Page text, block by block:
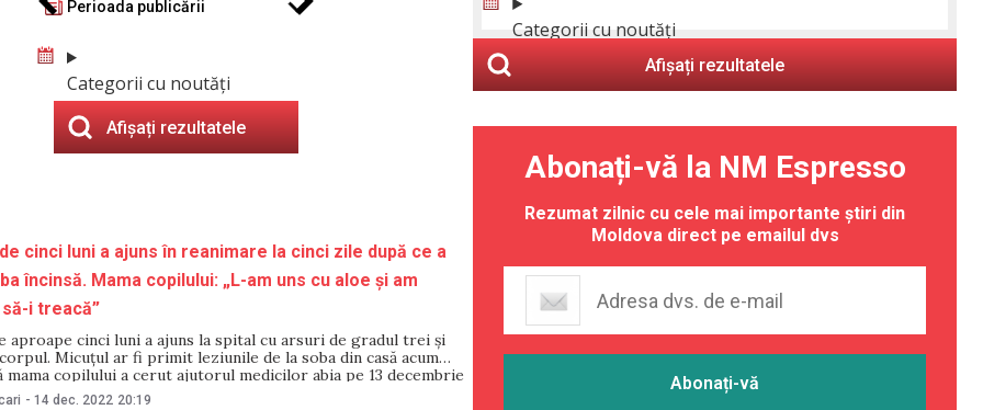
Perioada publicării
Categorii cu noutăți
Afișați rezultatele
cinci luni a ajuns în reanimare la cinci zile după ce a
încinsă. Mama copilului: „L-am uns cu aloe și am
i treacă”
aproape cinci luni a ajuns la spital cu arsuri de gradul trei și
Micuțul ar fi primit leziunile de la soba din casă acum
mama copilului a cerut ajutorul medicilor abia pe 13 decembrie
a fost internat, aseară,
- 14 dec. 2022 20:19
Categorii cu noutăți
Afișați rezultatele
Abonați-vă la NM Espresso
Rezumat zilnic cu cele mai importante știri din
Moldova direct pe emailul dvs